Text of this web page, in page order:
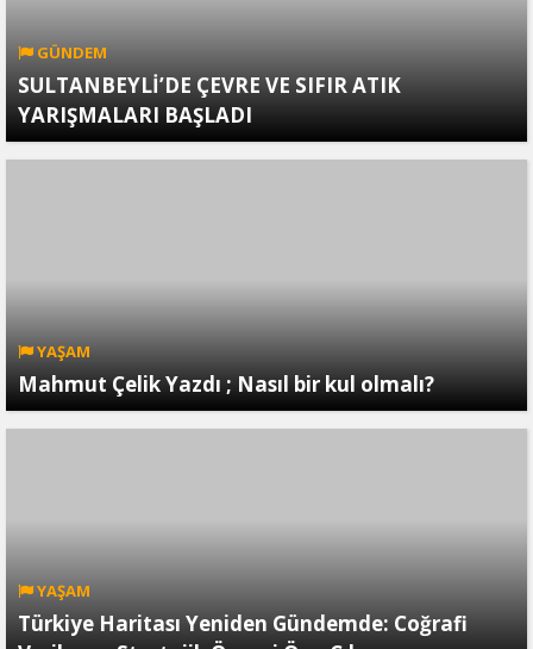
GÜNDEM
SULTANBEYLİ’DE ÇEVRE VE SIFIR ATIK
YARIŞMALARI BAŞLADI
YAŞAM
Mahmut Çelik Yazdı ; Nasıl bir kul olmalı?
YAŞAM
Türkiye Haritası Yeniden Gündemde: Coğrafi